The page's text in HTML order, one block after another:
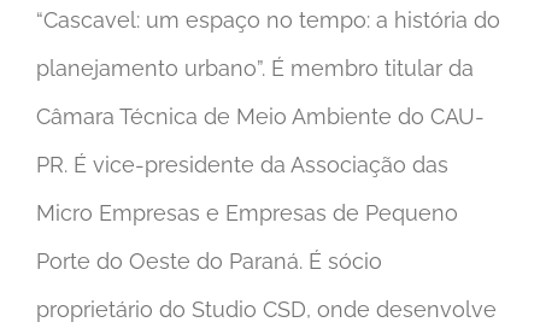
“Cascavel: um espaço no tempo: a história do
planejamento urbano”. É membro titular da
Câmara Técnica de Meio Ambiente do CAU-
PR. É vice-presidente da Associação das
Micro Empresas e Empresas de Pequeno
Porte do Oeste do Paraná. É sócio
proprietário do Studio CSD, onde desenvolve